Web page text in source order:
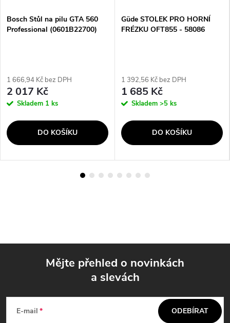
Bosch Stůl na pilu GTA 560
Professional (0601B22700)
1 666,94 Kč bez DPH
2 017 Kč
Skladem 1 ks
DO KOŠÍKU
Güde STOLEK PRO HORNÍ
FRÉZKU OFT855 - 58086
1 392,56 Kč bez DPH
1 685 Kč
Skladem >5 ks
DO KOŠÍKU
Mějte přehled o novinkách
a slevách
E-mail ODEBÍRAT